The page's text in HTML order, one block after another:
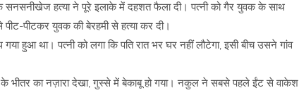
एक सनसनीखेज हत्या ने पूरे इलाके में दहशत फैला दी। पत्नी को गैर युवक के साथ
पीटकर युवक की बेरहमी से हत्या कर दी।
हुआ था। पत्नी को लगा कि पति रात भर घर नहीं लौटेगा, इसी बीच उसने गांव
का नज़ारा देखा, गुस्से में बेकाबू हो गया। नकुल ने सबसे पहले ईंट से वाकेश